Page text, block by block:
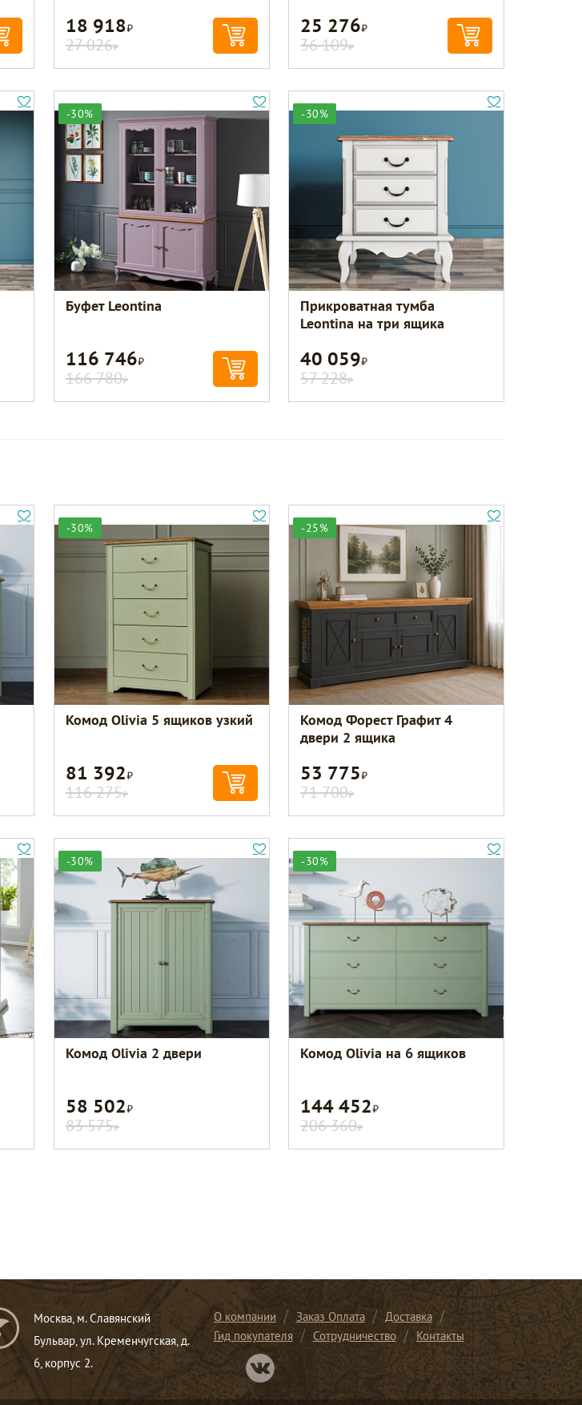
18 918Р
27 026Р
25 276Р
36 109Р
-30%
Буфет Leontina
116 746Р
166 780Р
-30%
Прикроватная тумба
Leontina на три ящика
40 059Р
57 228Р
-30%
Комод Olivia 5 ящиков узкий
81 392Р
116 275Р
-25%
Комод Форест Графит 4
двери 2 ящика
53 775Р
71 700Р
-30%
Комод Olivia 2 двери
58 502Р
83 575Р
-30%
Комод Olivia на 6 ящиков
144 452Р
206 360Р
Москва, м. Славянский
Бульвар, ул. Кременчугская, д.
6, корпус 2.
О компании Заказ Оплата
Доставка
Гид покупателя
Сотрудничество
Контакты
Перейти в нашу группу Вконтакте